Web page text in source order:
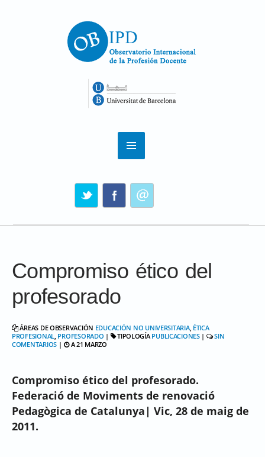
Compromiso ético del
profesorado
ÁREAS DE OBSERVACIÓN EDUCACIÓN NO UNIVERSITARIA, ÉTICA
PROFESIONAL, PROFESORADO | TIPOLOGÍAPUBLICACIONES|
SIN
COMENTARIOS| A 21 MARZO
Compromiso ético del profesorado.
Federació de Moviments de renovació
Pedagògica de Catalunya | Vic, 28 de maig de
2011.